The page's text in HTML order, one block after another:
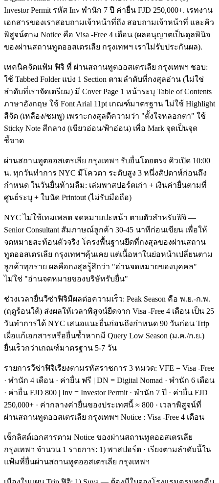
Investor Permit รหัส Inv พำนัก 7 ปี ค่ายื่น FJD 250,000+. เรทงาน
เอกสารของเราสอบถามเจ้าหน้าที่ถึง สอบถามเจ้าหน้าที่ และคิว
พิสูจน์ตาม Notice คือ Visa -Free 4 เดือน (ผลอนุญาตเป็นดุลพินิจ
ของผ่านสถานทูตออสเตรเลีย กรุงเทพฯ เราไม่รับประกันผล).
เทคนิคจัดแฟ้ม ฟิจิ ที่ ผ่านสถานทูตออสเตรเลีย กรุงเทพฯ ชอบ:
ใช้ Tabbed Folder แบ่ง 1 Section ตามลำดับที่กงสุลอ่าน (ไม่ใช่
ลำดับที่เราจัดเตรียม) มี Cover Page 1 หน้าระบุ Table of Contents
ภาษาอังกฤษ ใช้ Font Arial 11pt เกณฑ์มาตรฐาน ไม่ใช้ Highlight
สีจัด (เหลือง/ชมพู) เพราะกงสุลตีความว่า "ตั้งใจหลอกตา" ใช้
Sticky Note สีกลาง (เขียวอ่อน/ฟ้าอ่อน) เพื่อ Mark จุดเป็นจุด
ชี้ขาด
ผ่านสถานทูตออสเตรเลีย กรุงเทพฯ รับยื่นโดยตรง คิวเปิด 10:00
น. ทุกวันทำการ NYC มีโควตา ระดับสูง 3 หนึ่งสัปดาห์ก่อนถึง
กำหนด ในวันยื่นห้ามลืม: เล่มพาสปอร์ตเก่า + เงินค่ายื่นตามที่
ศูนย์ระบุ + ใบนัด Printout (ไม่รับมือถือ)
NYC ไม่ใช้เทมเพลต จดหมายปะหน้า ตายตัวสำหรับฟิจิ —
Senior Consultant สัมภาษณ์ลูกค้า 30-45 นาทีก่อนเขียน เพื่อให้
จดหมายสะท้อนตัวจริง โครงพื้นฐานยึดที่กงสุลของผ่านสถาน
ทูตออสเตรเลีย กรุงเทพฯคุ้นเคย แต่เนื้อหาในย่อหน้าเปลี่ยนตาม
ลูกค้าทุกราย ผลคือกงสุลรู้สึกว่า "อ่านจดหมายของบุคคล"
ไม่ใช่ "อ่านจดหมายของบริษัทรับยื่น"
ช่วงเวลายื่นวีซ่าฟิจิมีผลต่อความเร็ว: Peak Season คือ พ.ย.-ก.พ.
(ฤดูร้อนใต้) ส่งผลให้เวลาพิสูจน์ยืดจาก Visa -Free 4 เดือน เป็น 25
วันทำการได้ NYC เสนอแนะยื่นก่อนถึงกำหนด 90 วันก่อน Trip
เผื่อแก้เอกสารหรือยื่นซ้ำหากมี Query Low Season (ม.ค./ก.ย.)
ยื่นเร็วกว่าเกณฑ์มาตรฐาน 5-7 วัน
รายการวีซ่าฟิจิเรียงตามรหัสราชการ 3 หมวด: VFE = Visa -Free
· พำนัก 4 เดือน · ค่ายื่น ฟรี | DN = Digital Nomad · พำนัก 6 เดือน
· ค่ายื่น FJD 800 | Inv = Investor Permit · พำนัก 7 ปี · ค่ายื่น FJD
250,000+ · ค่ากลางค่ายื่นของประเทศนี้ ≈ 800 · เวลาพิสูจน์ที่
ผ่านสถานทูตออสเตรเลีย กรุงเทพฯ Notice : Visa -Free 4 เดือน
เช็กลิสต์เอกสารตาม Notice ของผ่านสถานทูตออสเตรเลีย
กรุงเทพฯ จำนวน 1 รายการ: 1) พาสปอร์ต · เรียงตามลำดับนี้ใน
แฟ้มที่ยื่นผ่านสถานทูตออสเตรเลีย กรุงเทพฯ